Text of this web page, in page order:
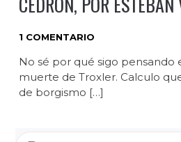
1 COMENTARIO
No sé por qué sigo pensando
muerte de Troxler. Calculo
de borgismo […]